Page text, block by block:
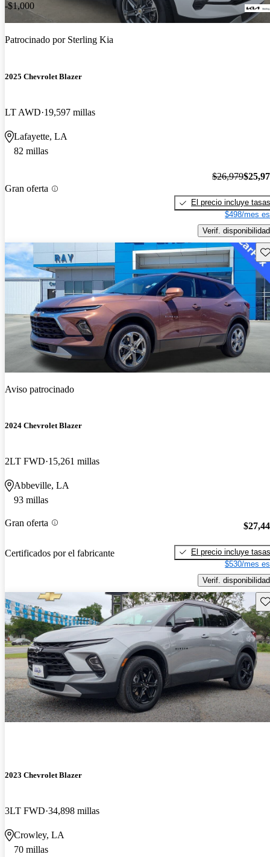
-$1,000
Patrocinado por Sterling Kia
2025 Chevrolet Blazer
LT AWD 19,597 millas
Lafayette, LA
82 millas
Gran oferta
$26,979
El precio incluye tasas
$498/mes
Verif. disponibilidad
Aviso patrocinado
2024 Chevrolet Blazer
2LT FWD 15,261 millas
Abbeville, LA
93 millas
Gran oferta
Certificados por el fabricante
El precio incluye tasas
$530/mes
Verif. disponibilidad
2023 Chevrolet Blazer
3LT FWD 34,898 millas
Crowley, LA
70 millas